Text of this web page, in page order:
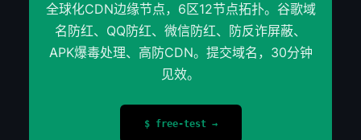
全球化CDN边缘节点，6区12节点拓扑。谷歌域
名防红、QQ防红、微信防红、防反诈屏蔽、
APK爆毒处理、高防CDN。提交域名，30分钟
见效。
$ free-test →